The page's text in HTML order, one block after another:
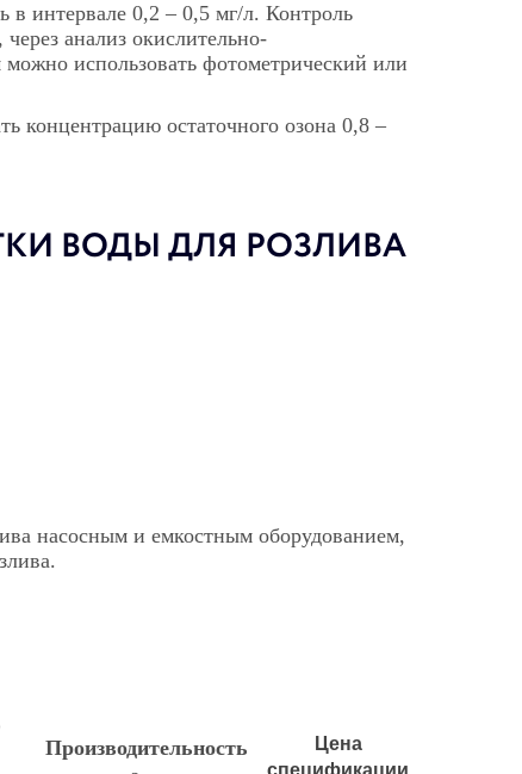
в интервале 0,2 – 0,5 мг/л. Контроль
анализ окислительно-
использовать фотометрический или
концентрацию остаточного озона 0,8 –
ВОДЫ ДЛЯ РОЗЛИВА
насосным и емкостным оборудованием,
Производительность
Цена